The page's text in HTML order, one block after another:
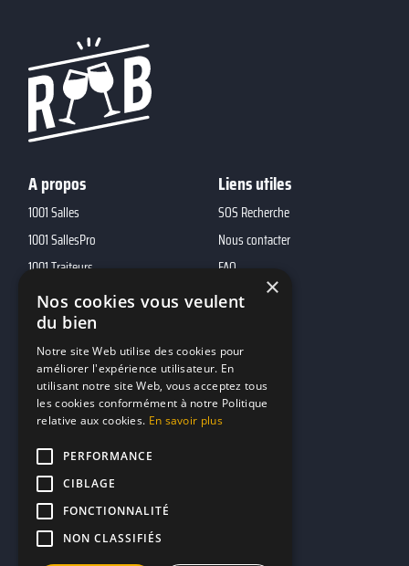
A propos
1001 Salles
1001 SallesPro
1001 Traiteurs
1001 DJ
10h01
MP2
Liens utiles
SOS Recherche
Nous contacter
FAQ
Contacts
marketing@reserverunbar.fr
11 rue Maurice Grandcoing
94200 Ivry-sur-Seine
×
Nos cookies vous veulent
du bien
Notre site Web utilise des cookies pour
améliorer l'expérience utilisateur. En
utilisant notre site Web, vous acceptez tous
les cookies conformément à notre Politique
relative aux cookies. En savoir plus
PERFORMANCE
CIBLAGE
FONCTIONNALITÉ
NON CLASSIFIÉS